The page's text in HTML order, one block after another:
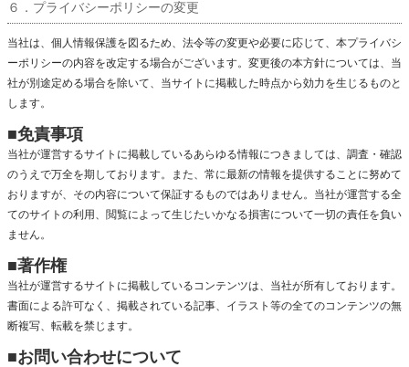
６．プライバシーポリシーの変更
当社は、個人情報保護を図るため、法令等の変更や必要に応じて、本プライバシ
ーポリシーの内容を改定する場合がございます。変更後の本方針については、当
社が別途定める場合を除いて、当サイトに掲載した時点から効力を生じるものと
します。
■免責事項
当社が運営するサイトに掲載しているあらゆる情報につきましては、調査・確認
のうえで万全を期しております。また、常に最新の情報を提供することに努めて
おりますが、その内容について保証するものではありません。当社が運営する全
てのサイトの利用、閲覧によって生じたいかなる損害について一切の責任を負い
ません。
■著作権
当社が運営するサイトに掲載しているコンテンツは、当社が所有しております。
書面による許可なく、掲載されている記事、イラスト等の全てのコンテンツの無
断複写、転載を禁じます。
■お問い合わせについて